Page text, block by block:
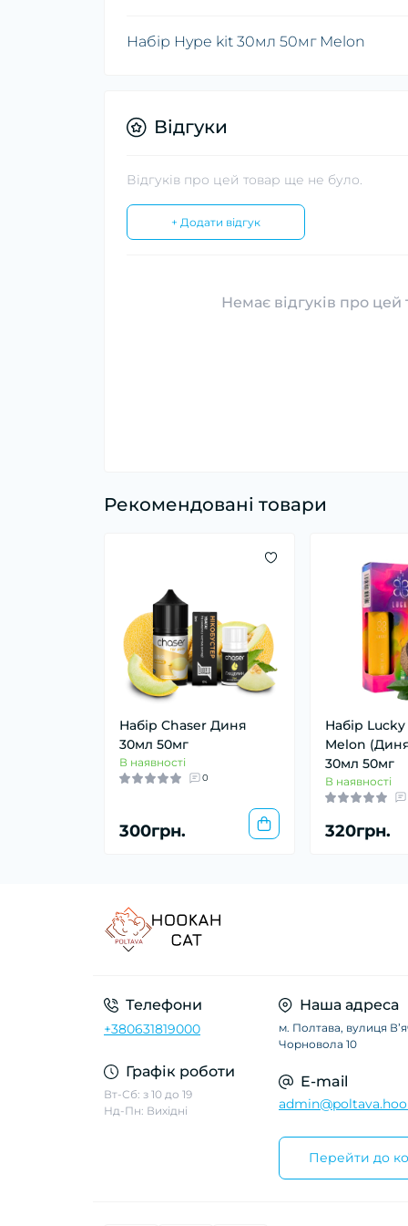
Набір Hype kit 30мл 50мг Melon
Відгуки
Відгуків про цей товар ще не було.
+ Додати відгук
Немає відгуків про цей
Рекомендовані товари
Набір Chaser Диня
30мл 50мг
В наявності
0
300грн.
Набір
Melon
30мл 50мг
В наявності
320грн.
Телефони
+380631819000
Графік роботи
Вт-Сб: з 10 до 19
Нд-Пн: Вихідні
Наша адреса
м. Полтава, вулиця
Чорновола 10
E-mail
Перейти до